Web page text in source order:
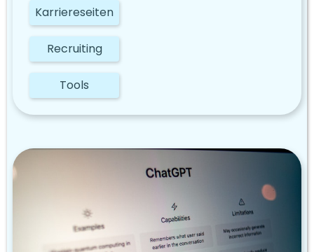
Karriereseiten
Recruiting
Tools